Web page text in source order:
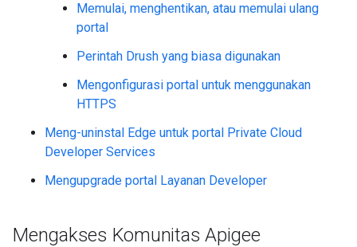
Memulai, menghentikan, atau memulai ulang
portal
Perintah Drush yang biasa digunakan
Mengonfigurasi portal untuk menggunakan
HTTPS
Meng-uninstal Edge untuk portal Private Cloud
Developer Services
Mengupgrade portal Layanan Developer
Mengakses Komunitas Apigee